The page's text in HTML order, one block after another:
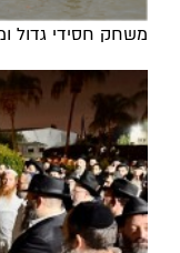
משחק חסידי גדול ומתנפחים